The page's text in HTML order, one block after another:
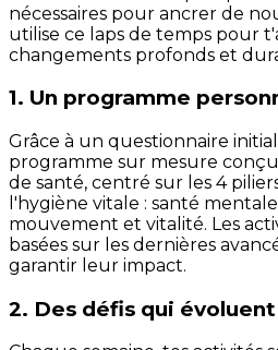
nécessaires pour ancrer de
utilise ce laps de temps pour
changements profonds et
1. Un programme
Grâce à un questionnaire
programme sur mesure
de santé, centré sur les 4
l'hygiène vitale : santé
mouvement et vitalité. Les
basées sur les dernières
garantir leur impact.
2. Des défis qui